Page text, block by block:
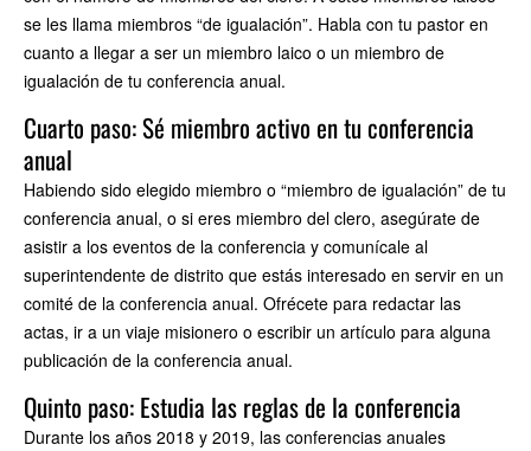
se les llama miembros “de igualación”. Habla con tu pastor en
cuanto a llegar a ser un miembro laico o un miembro de
igualación de tu conferencia anual.
Cuarto paso: Sé miembro activo en tu conferencia
anual
Habiendo sido elegido miembro o “miembro de igualación” de tu
conferencia anual, o si eres miembro del clero, asegúrate de
asistir a los eventos de la conferencia y comunícale al
superintendente de distrito que estás interesado en servir en un
comité de la conferencia anual. Ofrécete para redactar las
actas, ir a un viaje misionero o escribir un artículo para alguna
publicación de la conferencia anual.
Quinto paso: Estudia las reglas de la conferencia
Durante los años 2018 y 2019, las conferencias anuales